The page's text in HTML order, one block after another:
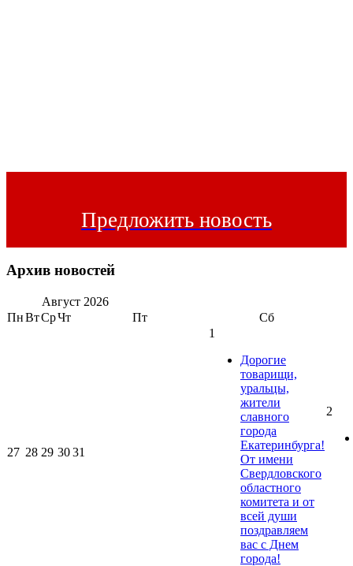
Предложить новость
Архив новостей
Август 2026
ПнВтСрЧт Пт Сб
27 28 29 3031
1
Дорогие
товарищи,
уральцы,
жители
славного
города
Екатеринбурга!
От имени
Свердловского
областного
комитета и от
всей души
поздравляем
вас с Днем
города!
2